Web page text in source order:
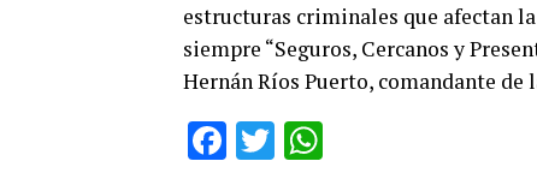
estructuras criminales que afectan
siempre “Seguros, Cercanos y
Hernán Ríos Puerto, comandante
Facebook
Twitter